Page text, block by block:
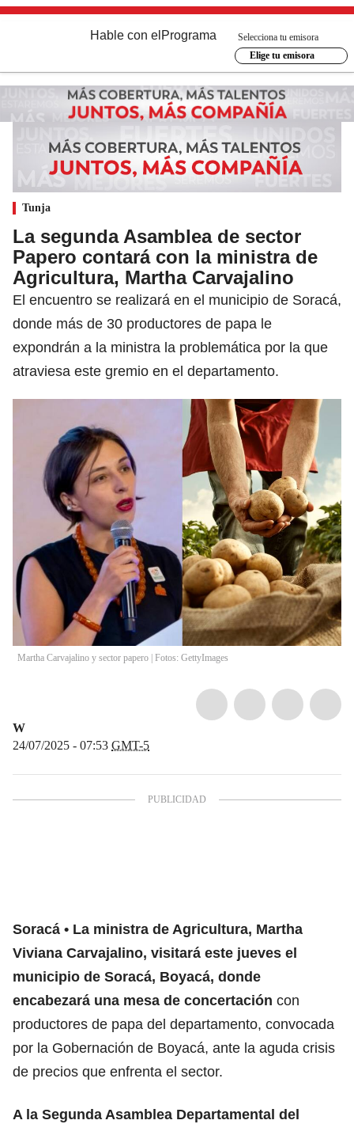
Hable con el Programa
Selecciona tu emisora
Elige tu emisora
Tunja
La segunda Asamblea de sector
Papero contará con la ministra de
Agricultura, Martha Carvajalino
El encuentro se realizará en el municipio de Soracá,
donde más de 30 productores de papa le
expondrán a la ministra la problemática por la que
atraviesa este gremio en el departamento.
Martha Carvajalino y sector papero | Fotos: GettyImages
W
24/07/2025 - 07:53 GMT-5
Soracá
La ministra de Agricultura, Martha
Viviana Carvajalino, visitará este jueves el
municipio de Soracá, Boyacá, donde
encabezará una mesa de concertación con
productores de papa del departamento, convocada
por la Gobernación de Boyacá, ante la aguda crisis
de precios que enfrenta el sector.
A la Segunda Asamblea Departamental del